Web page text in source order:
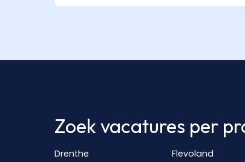
Zoek vacatures per
Drenthe Flevoland